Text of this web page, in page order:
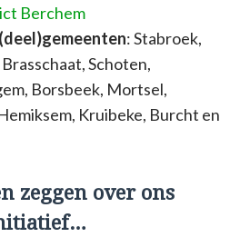
Berchem
: Stabroek,
Schoten,
Borsbeek, Mortsel,
Kruibeke, Burcht en
zeggen over ons